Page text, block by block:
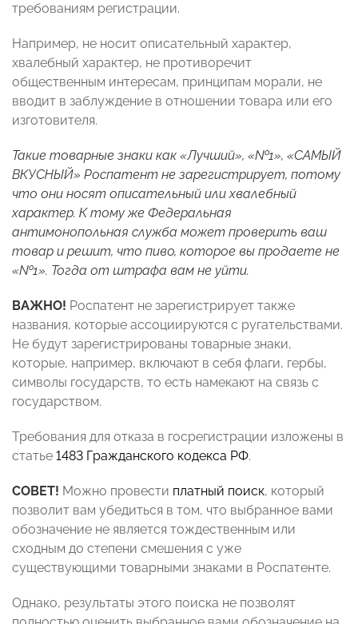
требованиям регистрации.
Например, не носит описательный характер,
хвалебный характер, не противоречит
общественным интересам, принципам морали, не
вводит в заблуждение в отношении товара или его
изготовителя.
Такие товарные знаки как «Лучший», «№1», «САМЫЙ
ВКУСНЫЙ» Роспатент не зарегистрирует, потому
что они носят описательный или хвалебный
характер. К тому же Федеральная
антимонопольная служба может проверить ваш
товар и решит, что пиво, которое вы продаете не
«№1». Тогда от штрафа вам не уйти.
ВАЖНО! Роспатент не зарегистрирует также
названия, которые ассоциируются с ругательствами.
Не будут зарегистрированы товарные знаки,
которые, например, включают в себя флаги, гербы,
символы государств, то есть намекают на связь с
государством.
Требования для отказа в госрегистрации изложены в
статье 1483 Гражданского кодекса РФ.
СОВЕТ! Можно провести платный поиск, который
позволит вам убедиться в том, что выбранное вами
обозначение не является тождественным или
сходным до степени смешения с уже
существующими товарными знаками в Роспатенте.
Однако, результаты этого поиска не позволят